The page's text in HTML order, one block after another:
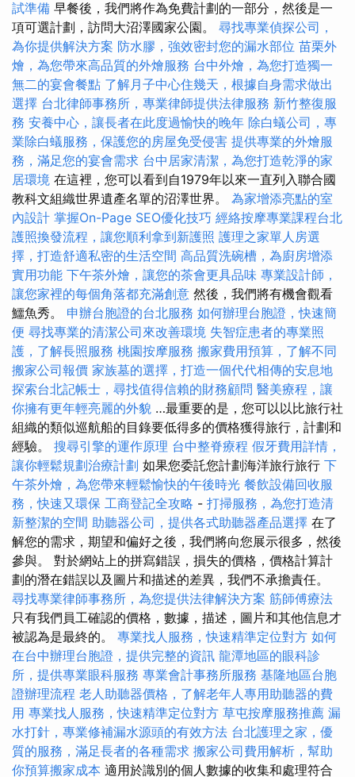
試準備 早餐後，我們將作為免費計劃的一部分，然後是一
項可選計劃，訪問大沼澤國家公園。 尋找專業偵探公司，
為你提供解決方案 防水膠，強效密封您的漏水部位 苗栗外
燴，為您帶來高品質的外燴服務 台中外燴，為您打造獨一
無二的宴會餐點 了解月子中心住幾天，根據自身需求做出
選擇 台北律師事務所，專業律師提供法律服務 新竹整復服
務 安養中心，讓長者在此度過愉快的晚年 除白蟻公司，專
業除白蟻服務，保護您的房屋免受侵害 提供專業的外燴服
務，滿足您的宴會需求 台中居家清潔，為您打造乾淨的家
居環境 在這裡，您可以看到自1979年以來一直列入聯合國
教科文組織世界遺產名單的沼澤世界。 為家增添亮點的室
內設計 掌握On-Page SEO優化技巧 經絡按摩專業課程台北
護照換發流程，讓您順利拿到新護照 護理之家單人房選
擇，打造舒適私密的生活空間 高品質洗碗槽，為廚房增添
實用功能 下午茶外燴，讓您的茶會更具品味 專業設計師，
讓您家裡的每個角落都充滿創意 然後，我們將有機會觀看
鱷魚秀。 申辦台胞證的台北服務 如何辦理台胞證，快速簡
便 尋找專業的清潔公司來改善環境 失智症患者的專業照
護，了解長照服務 桃園按摩服務 搬家費用預算，了解不同
搬家公司報價 家族墓的選擇，打造一個代代相傳的安息地
探索台北記帳士，尋找值得信賴的財務顧問 醫美療程，讓
你擁有更年輕亮麗的外貌 …最重要的是，您可以以比旅行社
組織的類似巡航船的目錄要低得多的價格獲得旅行，計劃和
經驗。 搜尋引擎的運作原理 台中整脊療程 假牙費用詳情，
讓你輕鬆規劃治療計劃 如果您委託您計劃海洋旅行旅行 下
午茶外燴，為您帶來輕鬆愉快的午後時光 餐飲設備回收服
務，快速又環保 工商登記全攻略 - 打掃服務，為您打造清
新整潔的空間 助聽器公司，提供各式助聽器產品選擇 在了
解您的需求，期望和偏好之後，我們將向您展示很多，然後
參與。 對於網站上的拼寫錯誤，損失的價格，價格計算計
劃的潛在錯誤以及圖片和描述的差異，我們不承擔責任。
尋找專業律師事務所，為您提供法律解決方案 筋師傅療法
只有我們員工確認的價格，數據，描述，圖片和其他信息才
被認為是最終的。 專業找人服務，快速精準定位對方 如何
在台中辦理台胞證，提供完整的資訊 龍潭地區的眼科診
所，提供專業眼科服務 專業會計事務所服務 基隆地區台胞
證辦理流程 老人助聽器價格，了解老年人專用助聽器的費
用 專業找人服務，快速精準定位對方 草屯按摩服務推薦 漏
水打針，專業修補漏水源頭的有效方法 台北護理之家，優
質的服務，滿足長者的各種需求 搬家公司費用解析，幫助
你預算搬家成本 適用於識別的個人數據的收集和處理符合